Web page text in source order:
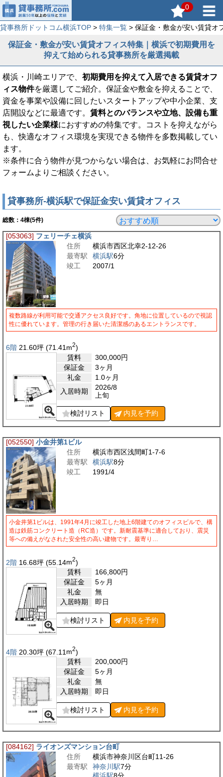
0
貸事務所ドットコム横浜TOP > 特集一覧 > 保証金・敷金が安い賃貸オ
保証金・敷金が安い賃貸オフィス特集｜横浜で初期費用を
抑えて始められる貸事務所を厳選掲載
横浜・川崎エリアで、 初期費用を抑えて入居できる賃貸オフ
ィス物件を厳選してご紹介。保証金や敷金を抑えることで、
資金を事業や設備に回したいスタートアップや中小企業、支
店開設などに最適です。 賃料とのバランスや立地、設備も重
視したい企業様におすすめの特集です。コストを抑えながら
も、快適なオフィス環境を実現できる物件を多数掲載してい
ます。
※条件に合う物件が見つからない場合は、お気軽にお問合せ
フォームよりご相談ください。
貸事務所-横浜駅で保証金安い賃貸オフィス
総数： 4棟(5件)
[053063] フェリーチェ横浜
住所
横浜市西区北幸2-12-26
最寄駅
横浜駅6分
竣工
2007/1
複数路線が利用可能で交通アクセス良好です。角地に位置しているので視認
性に優れています。管理の行き届いた清潔感のあるエントランスです。
6階 21.60坪 (71.41 m2)
賃料
300,000円
保証金
3ヶ月
礼金
1.0ヶ月
入居時期
2026/8
上旬
検討リスト 内見を予約
[052550] 小金井第1ビル
住所
横浜市西区浅間町1-7-6
最寄駅
横浜駅8分
竣工
1991/4
小金井第1ビルは、1991年4月に竣工した地上6階建てのオフィスビルで、構
造は鉄筋コンクリート造（RC造）です。新耐震基準に適合しており、震災
等への備えがなされた安全性の高い建物です。最寄り…
2階 16.68坪 (55.14m2)
賃料
166,800円
保証金
5ヶ月
礼金
無
入居時期
即日
検討リスト 内見を予約
4階 20.30坪 (67.11 m2)
賃料
200,000円
保証金
5ヶ月
礼金
無
入居時期
即日
検討リスト 内見を予約
[084162] ライオンズマンション台町
住所
横浜市神奈川区台町11-26
最寄駅
神奈川駅7分
横浜駅8分